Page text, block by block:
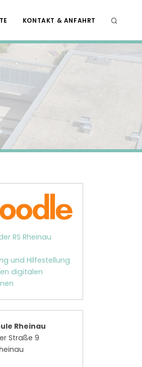
KONTAKT & ANFAHRT
RS Rheinau
und Hilfestellung
digitalen
Rheinau
Straße 9